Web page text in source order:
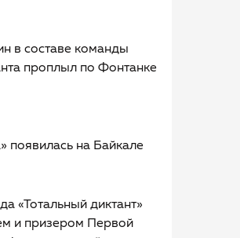
в составе команды
проплыл по Фонтанке
появилась на Байкале
«Тотальный диктант»
и призером Первой